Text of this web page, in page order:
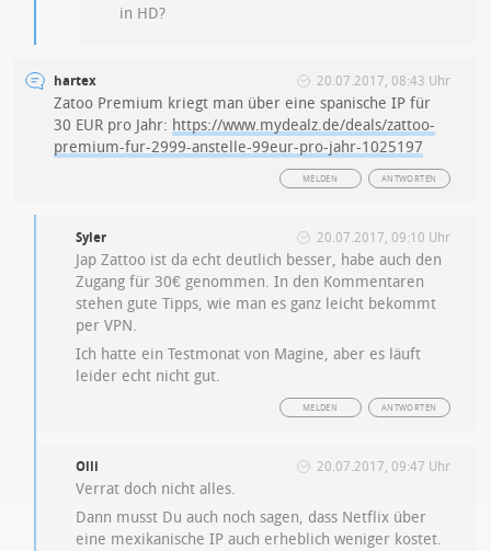
in HD?
hartex 20.07.2017, 08:43 Uhr
Zatoo Premium kriegt man über eine spanische IP für
30 EUR pro Jahr: https://www.mydealz.de/deals/zattoo-
premium-fur-2999-anstelle-99eur-pro-jahr-1025197
ANTWORTEN
MELDEN
Syler 20.07.2017, 09:10 Uhr
Jap Zattoo ist da echt deutlich besser, habe auch den
Zugang für 30€ genommen. In den Kommentaren
stehen gute Tipps, wie man es ganz leicht bekommt
per VPN.
Ich hatte ein Testmonat von Magine, aber es läuft
leider echt nicht gut.
ANTWORTEN
MELDEN
Olli 20.07.2017, 09:47 Uhr
Verrat doch nicht alles.
Dann musst Du auch noch sagen, dass Netflix über
eine mexikanische IP auch erheblich weniger kostet.